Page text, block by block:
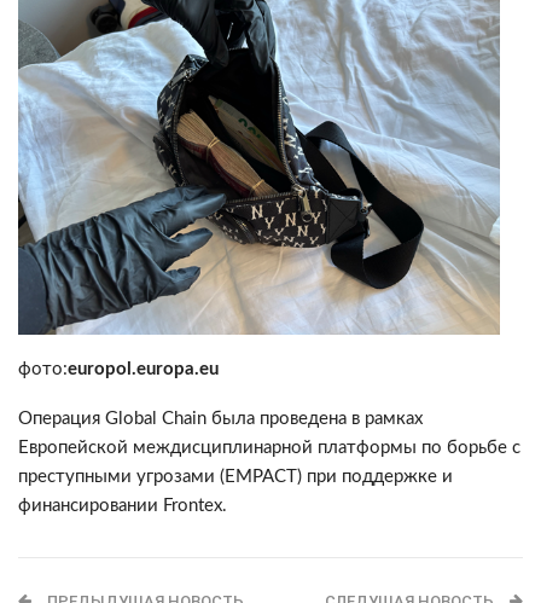
фото:europol.europa.eu
Операция Global Chain была проведена в рамках
Европейской междисциплинарной платформы по борьбе с
преступными угрозами (EMPACT) при поддержке и
финансировании Frontex.